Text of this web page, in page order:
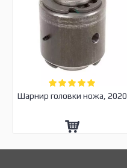
Шарнир головки ножа, 2020